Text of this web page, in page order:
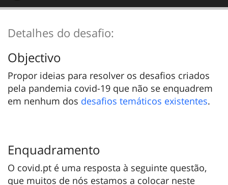
Detalhes do desafio:
Objectivo
Propor ideias para resolver os desafios criados
pela pandemia covid-19 que não se enquadrem
em nenhum dos desafios temáticos existentes.
Enquadramento
O covid.pt é uma resposta à seguinte questão,
que muitos de nós estamos a colocar neste